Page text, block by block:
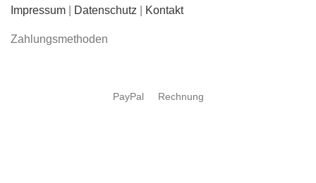
Impressum
Datenschutz Kontakt
Zahlungsmethoden
PayPal Rechnung